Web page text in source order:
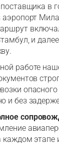
в
аэропорт
и
работе
опасного
и без
каждом этапе